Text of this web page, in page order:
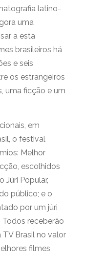
latino-
uma
a esta
brasileiros há
e seis
os estrangeiros
uma ficção e um
em
o festival
Melhor
escolhidos
Júri Popular,
público; e o
por um júri
receberão
Brasil no valor
filmes